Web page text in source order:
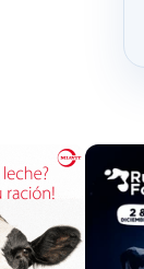
Herrero,
director
Jefe del